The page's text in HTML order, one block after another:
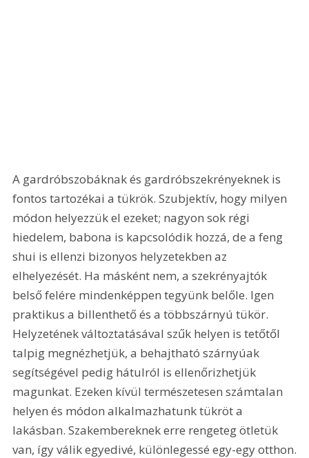
A gardróbszobáknak és gardróbszekrényeknek is
fontos tartozékai a tükrök. Szubjektív, hogy milyen
módon helyezzük el ezeket; nagyon sok régi
hiedelem, babona is kapcsolódik hozzá, de a feng
shui is ellenzi bizonyos helyzetekben az
elhelyezését. Ha másként nem, a szekrényajtók
belső felére mindenképpen tegyünk belőle. Igen
praktikus a billenthető és a többszárnyú tükör.
Helyzetének változtatásával szűk helyen is tetőtől
talpig megnézhetjük, a behajtható szárnyúak
segítségével pedig hátulról is ellenőrizhetjük
magunkat. Ezeken kívül természetesen számtalan
helyen és módon alkalmazhatunk tükröt a
lakásban. Szakembereknek erre rengeteg ötletük
van, így válik egyedivé, különlegessé egy-egy otthon.